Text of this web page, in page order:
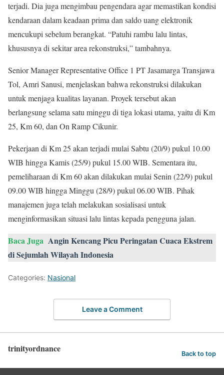
terjadi. Dia juga mengimbau pengendara agar memastikan kondisi
kendaraan dalam keadaan prima dan saldo uang elektronik
mencukupi sebelum berangkat. “Patuhi rambu lalu lintas,
khususnya di sekitar area rekonstruksi,” tambahnya.
Senior Manager Representative Office 1 PT Jasamarga Transjawa
Tol, Amri Sanusi, menjelaskan bahwa rekonstruksi dilakukan
untuk menjaga kualitas layanan. Proyek tersebut akan
berlangsung selama satu minggu di tiga lokasi utama, yaitu di Km
25, Km 60, dan On Ramp Cikunir.
Pekerjaan di Km 25 akan terjadi mulai Sabtu (20/9) pukul 10.00
WIB hingga Kamis (25/9) pukul 15.00 WIB. Sementara itu,
pemeliharaan di Km 60 akan dilakukan mulai Senin (22/9) pukul
09.00 WIB hingga Minggu (28/9) pukul 06.00 WIB. Pihak
manajemen juga telah melakukan sosialisasi untuk
menginformasikan situasi lalu lintas kepada pengguna jalan.
Baca Juga Angin Kencang Picu Peringatan Cuaca Ekstrem
di Sejumlah Wilayah Indonesia
Categories: Nasional
Leave a Comment
trinityordnance Back to top